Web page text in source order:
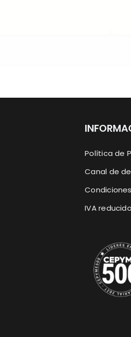
Política de
Canal de
IVA reducido